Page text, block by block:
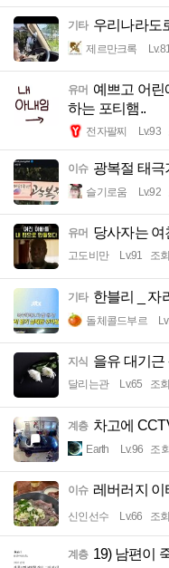
기타 우리나라도
제르만크록 Lv.81
유머 예쁘고 어
하는 포티햄..
전자팔찌 Lv.93
이슈 광복절 태극
슬기로움 Lv.92
유머 당사자는 여
고도비만 Lv.91 조
기타 한블리 _ 자
돌체콜드부르
지식 을유 대기근
달리는관 Lv.65 조
계층 차고에
Earth Lv.96 조
이슈 레버러지
신인선수 Lv.66 조
계층 19) 남편이